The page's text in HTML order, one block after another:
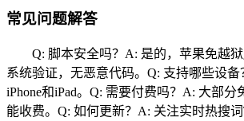
常见问题解答
Q: 脚本安全吗？A: 是的，苹果免越
系统验证，无恶意代码。Q: 支持哪些设备
iPhone和iPad。Q: 需要付费吗？A: 大部
能收费。Q: 如何更新？A: 关注实时热搜